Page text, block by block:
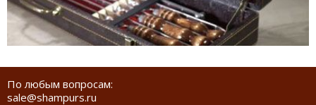
По любым вопросам:
sale@shampurs.ru